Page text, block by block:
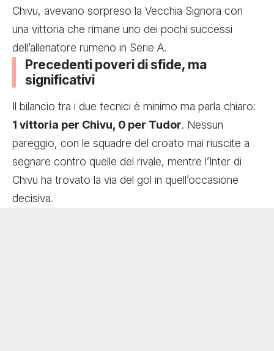
Chivu, avevano sorpreso la Vecchia Signora con
una vittoria che rimane uno dei pochi successi
dell’allenatore rumeno in Serie A.
Precedenti poveri di sfide, ma
significativi
Il bilancio tra i due tecnici è minimo ma parla chiaro:
1 vittoria per Chivu, 0 per Tudor. Nessun
pareggio, con le squadre del croato mai riuscite a
segnare contro quelle del rivale, mentre l’Inter di
Chivu ha trovato la via del gol in quell’occasione
decisiva.